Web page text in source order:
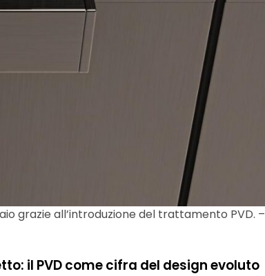
grazie all’introduzione del trattamento PVD. –
il PVD come cifra del design evoluto